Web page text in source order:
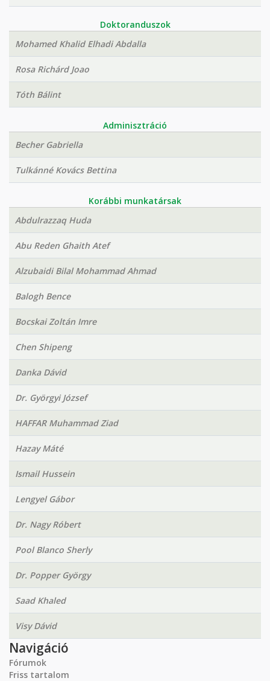
Doktoranduszok
Mohamed Khalid Elhadi Abdalla
Rosa Richárd Joao
Tóth Bálint
Adminisztráció
Becher Gabriella
Tulkánné Kovács Bettina
Korábbi munkatársak
Abdulrazzaq Huda
Abu Reden Ghaith Atef
Alzubaidi Bilal Mohammad Ahmad
Balogh Bence
Bocskai Zoltán Imre
Chen Shipeng
Danka Dávid
Dr. Györgyi József
HAFFAR Muhammad Ziad
Hazay Máté
Ismail Hussein
Lengyel Gábor
Dr. Nagy Róbert
Pool Blanco Sherly
Dr. Popper György
Saad Khaled
Visy Dávid
Navigáció
Fórumok
Friss tartalom